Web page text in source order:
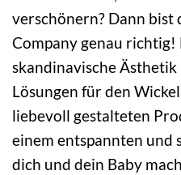
verschönern? Dann bist
Company genau
skandinavische
Lösungen für den
liebevoll gestalteten
einem entspannten und
dich und dein Baby